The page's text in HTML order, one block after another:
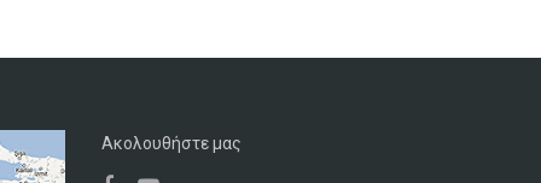
Ακολουθήστε μας